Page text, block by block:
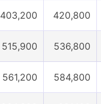
403,200 420,800
515,900 536,800
561,200 584,800